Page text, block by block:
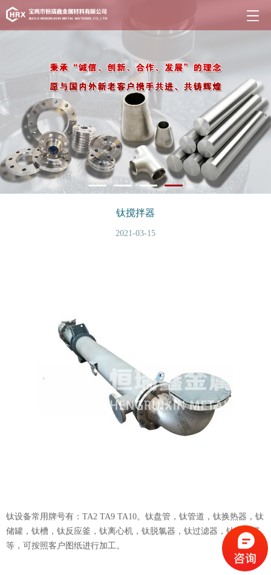
钛搅拌器
2021-03-15
钛设备常用牌号有：TA2 TA9 TA10。钛盘管，钛管道，钛换热器，钛
储罐，钛槽，钛反应釜，钛离心机，钛脱氯器，钛过滤器，钛脱硫塔
等，可按照客户图纸进行加工。